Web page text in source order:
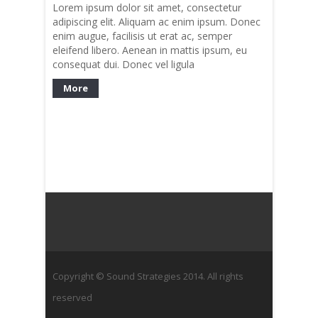
Lorem ipsum dolor sit amet, consectetur
adipiscing elit. Aliquam ac enim ipsum. Donec
enim augue, facilisis ut erat ac, semper
eleifend libero. Aenean in mattis ipsum, eu
consequat dui. Donec vel ligula
More
Copyright © Sound Strategies 2014. All rights
reserved